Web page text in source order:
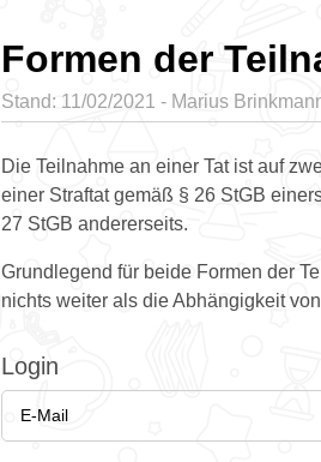
Formen der
Stand: 11/02/2021 - Marius
Die Teilnahme an einer Tat ist auf
einer Straftat gemäß § 26 StGB
27 StGB andererseits.
Grundlegend für beide Formen der
nichts weiter als die Abhängigkeit
Login